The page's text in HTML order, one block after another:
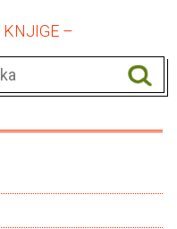
KNJIGE –